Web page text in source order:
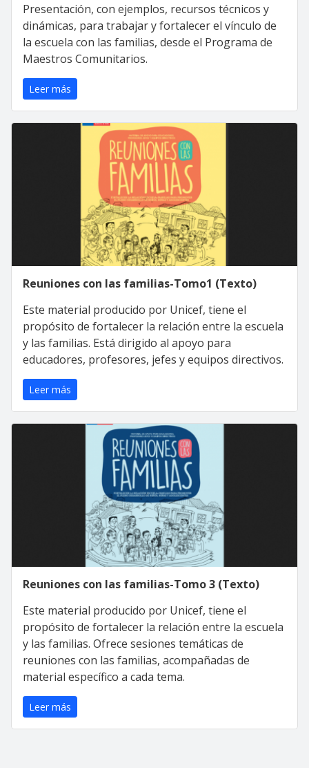
Presentación, con ejemplos, recursos técnicos y
dinámicas, para trabajar y fortalecer el vínculo de
la escuela con las familias, desde el Programa de
Maestros Comunitarios.
Leer más
Reuniones con las familias-Tomo1 (Texto)
Este material producido por Unicef, tiene el
propósito de fortalecer la relación entre la escuela
y las familias. Está dirigido al apoyo para
educadores, profesores, jefes y equipos directivos.
Leer más
Reuniones con las familias-Tomo 3 (Texto)
Este material producido por Unicef, tiene el
propósito de fortalecer la relación entre la escuela
y las familias. Ofrece sesiones temáticas de
reuniones con las familias, acompañadas de
material específico a cada tema.
Leer más